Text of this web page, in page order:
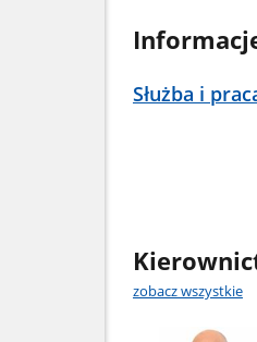
Służba i
zobacz wszystkie